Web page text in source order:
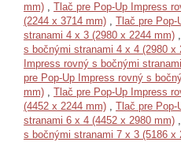
mm) , Tlač pre Pop-Up Impress
(2244 x 3714 mm) , Tlač pre Pop-
stranami 4 x 3 (2980 x 2244 mm) ,
s bočnými stranami 4 x 4 (2980 x
Impress rovný s bočnými
pre Pop-Up Impress rovný s
mm) , Tlač pre Pop-Up Impress
(4452 x 2244 mm) , Tlač pre Pop-
stranami 6 x 4 (4452 x 2980 mm) ,
s bočnými stranami 7 x 3 (5186 x